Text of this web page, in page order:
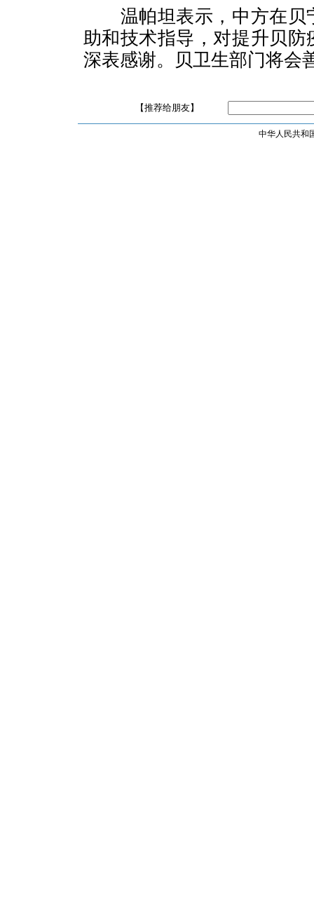
温帕坦表示，中方在贝
助和技术指导，对提升贝
深表感谢。贝卫生部门将会
【推荐给朋友】
中华人民共和